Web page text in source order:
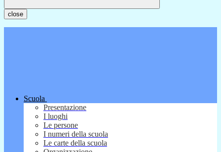
close
Scuola
Presentazione
I luoghi
Le persone
I numeri della scuola
Le carte della scuola